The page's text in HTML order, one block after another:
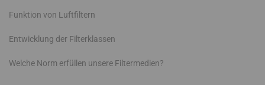
Funktion von Luftfiltern
Entwicklung der Filterklassen
Welche Norm erfüllen unsere Filtermedien?